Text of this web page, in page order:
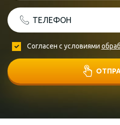
ТЕЛЕФОН
Согласен с условиями